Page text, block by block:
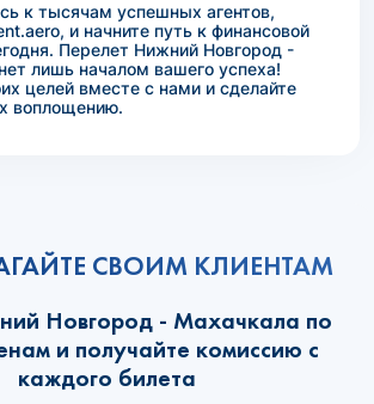
к тысячам успешных агентов,
и начните путь к финансовой
Перелет Нижний Новгород -
лишь началом вашего успеха!
целей вместе с нами и сделайте
воплощению.
СВОИМ КЛИЕНТАМ
Новгород - Махачкала по
и получайте комиссию с
каждого билета